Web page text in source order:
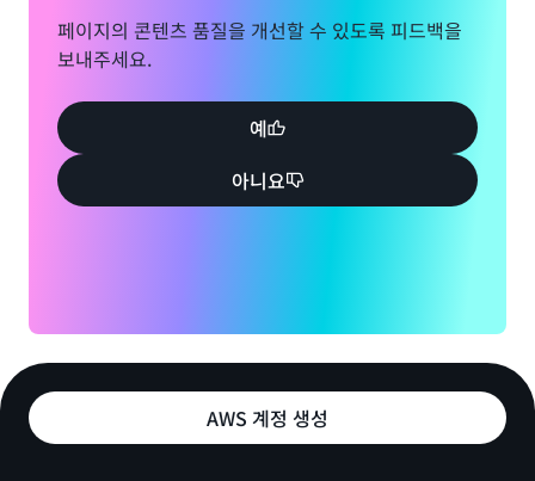
페이지의 콘텐츠 품질을 개선할 수 있도록 피드백을
보내주세요.
예
아니요
AWS 계정 생성